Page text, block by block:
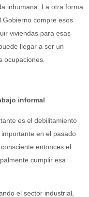
inhumana. La otra forma
Gobierno compre esos
viviendas para esas
llegar a ser un
ocupaciones.
informal
es el debilitamiento
en el pasado
entonces el
cumplir esa
el sector industrial,